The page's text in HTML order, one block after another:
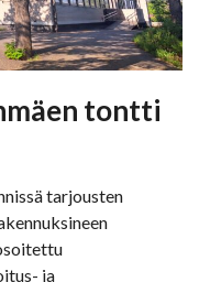
tontti
tarjousten
ja